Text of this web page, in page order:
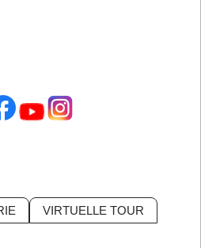
VIRTUELLE TOUR